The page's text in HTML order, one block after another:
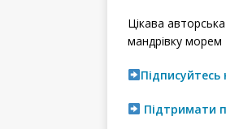
Цікава
мандрівку морем
Підтримати